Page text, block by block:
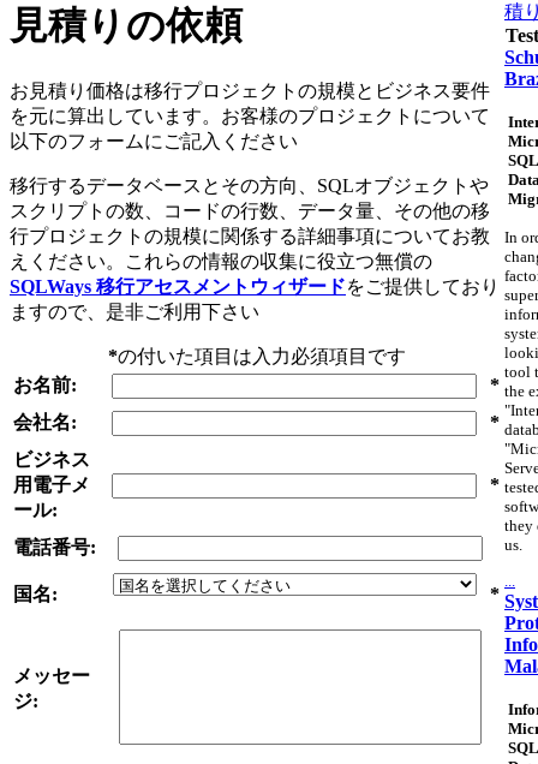
見積りの依頼
お見積り価格は移行プロジェクトの規模とビジネス要件
を元に算出しています。お客様のプロジェクトについて
以下のフォームにご記入ください
移行するデータベースとその方向、SQLオブジェクトや
スクリプトの数、コードの行数、データ量、その他の移
行プロジェクトの規模に関係する詳細事項についてお教
えください。これらの情報の収集に役立つ無償の
SQLWays 移行アセスメントウィザードをご提供しており
ますので、是非ご利用下さい
*の付いた項目は入力必須項目です
お名前:
*
会社名:
*
ビジネス
用電子メ
ール:
*
電話番号:
国名: *
メッセー
ジ:
積
In
tool
the
they
us.